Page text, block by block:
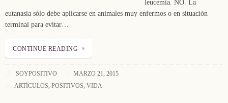
leucemia. NO. La
eutanasia sólo debe aplicarse en animales muy enfermos o en situación
terminal para evitar…
CONTINUE READING
SOYPOSITIVO
MARZO 21, 2015
ARTÍCULOS, POSITIVOS, VIDA